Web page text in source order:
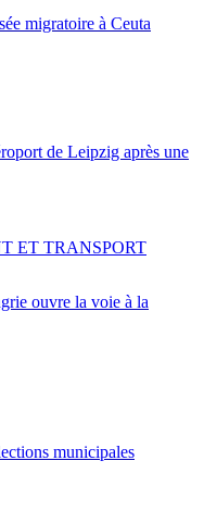
migratoire à Ceuta
de Leipzig après une
ouvre la voie à la
ET TRANSPORT
municipales